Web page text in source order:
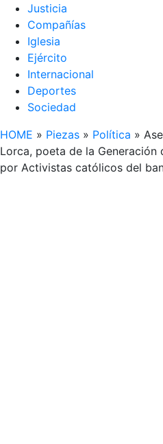
Justicia
Compañías
Iglesia
Ejército
Internacional
Deportes
Sociedad
HOME » Piezas » Política »
Lorca, poeta de la Generación
por Activistas católicos del